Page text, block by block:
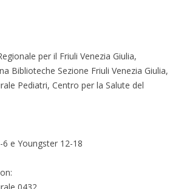
per il Friuli Venezia Giulia,
Biblioteche Sezione Friuli Venezia Giulia,
Pediatri, Centro per la Salute del
e Youngster 12-18